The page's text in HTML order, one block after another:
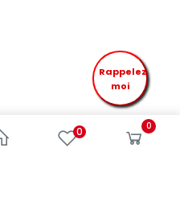
0 0
Rappelez
moi